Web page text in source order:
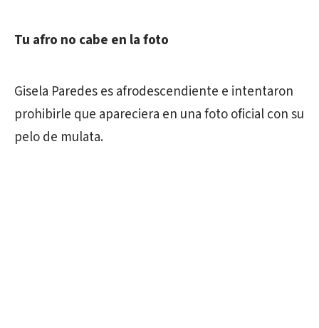
Tu afro no cabe en la foto
Gisela Paredes es afrodescendiente e intentaron
prohibirle que apareciera en una foto oficial con su
pelo de mulata.